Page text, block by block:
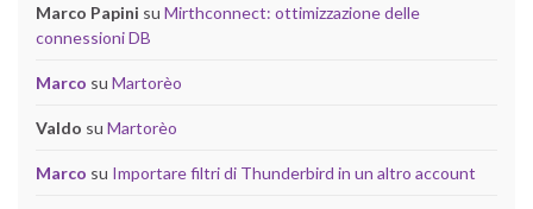
Marco Papini su Mirthconnect: ottimizzazione delle
connessioni DB
Marco su Martorèo
Valdo su Martorèo
Marco su Importare filtri di Thunderbird in un altro account